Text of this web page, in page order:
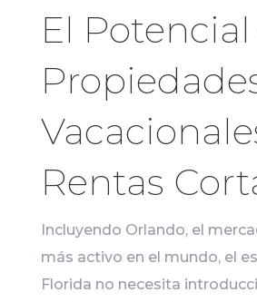
El
Rentas
Incluyendo Orlando, el
más activo en el mundo, el
Florida no necesita